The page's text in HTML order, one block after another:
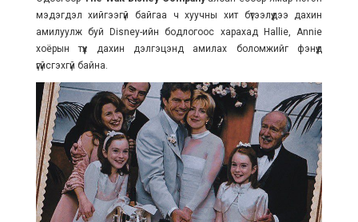
мэдэгдэл хийгээгүй байгаа ч хуучны хит бүтээлүүдээ дахин
амилуулж буй Disney-ийн бодлогоос харахад Hallie, Annie
хоёрын түүх дахин дэлгэцэнд амилах боломжийг фэнүүд
үгүйсгэхгүй байна.